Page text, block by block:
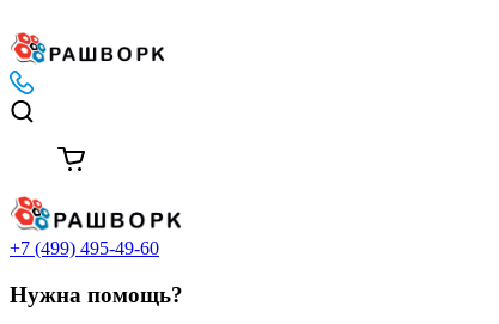
+7 (499) 495-49-60
Нужна помощь?